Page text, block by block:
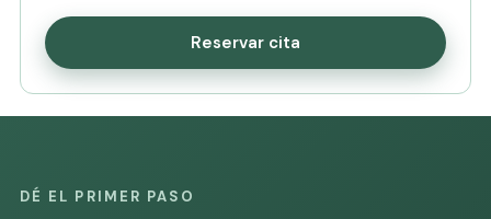
Reservar cita
DÉ EL PRIMER PASO